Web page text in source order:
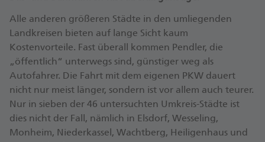
Alle anderen größeren Städte in den umliegenden
Landkreisen bieten auf lange Sicht kaum
Kostenvorteile. Fast überall kommen Pendler, die
„öffentlich“ unterwegs sind, günstiger weg als
Autofahrer. Die Fahrt mit dem eigenen PKW dauert
nicht nur meist länger, sondern ist vor allem auch teurer.
Nur in sieben der 46 untersuchten Umkreis-Städte ist
dies nicht der Fall, nämlich in Elsdorf, Wesseling,
Monheim, Niederkassel, Wachtberg, Heiligenhaus und